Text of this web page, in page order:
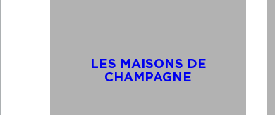
LES MAISONS DE
CHAMPAGNE